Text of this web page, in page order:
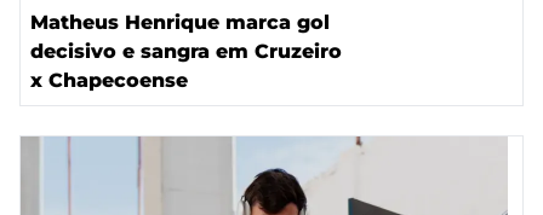
Matheus Henrique marca gol
decisivo e sangra em Cruzeiro
x Chapecoense